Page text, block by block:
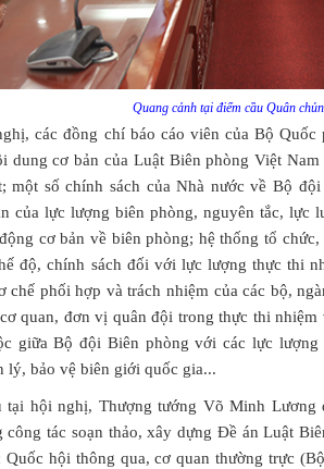
Quang cảnh tại điểm cầu Quân
các đồng chí báo cáo viên của Bộ
dung cơ bản của Luật Biên phòng Việt
một số chính sách của Nhà nước về Bộ
của lực lượng biên phòng, nguyên tắc, lực
cơ bản về biên phòng; hệ thống tổ
độ, chính sách đối với lực lượng thực thi
chế phối hợp và trách nhiệm của các bộ,
quan, đơn vị quân đội trong thực thi
giữa Bộ đội Biên phòng với các lực
lý, bảo vệ biên giới quốc gia...
tại hội nghị, Thượng tướng Võ Minh Lương
công tác soạn thảo, xây dựng Đề án Luật
Quốc hội thông qua, cơ quan thường trực